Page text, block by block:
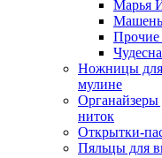
Марья
Прочие
Ножницы для
мулине
Органайзеры
ниток
Открытки-
Пяльцы для